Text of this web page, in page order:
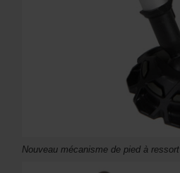
Nouveau mécanisme de pied à